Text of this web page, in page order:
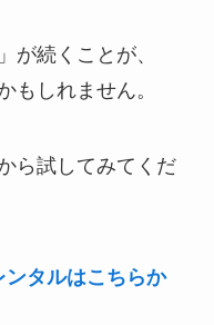
が続くことが、
もしれません。
ら試してみてくだ
タルはこちらか